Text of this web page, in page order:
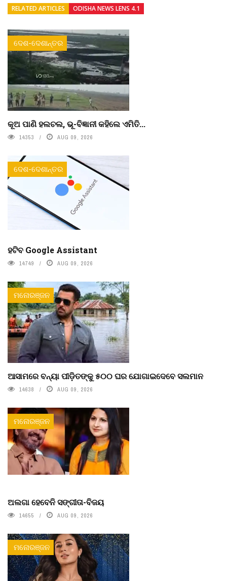
RELATED ARTICLES ODISHA NEWS LENS 4.1
ଦେଶ-ଦେଶାନ୍ତର
କୂଅ ପାଣି ହଲଚଲ, ଭୂ-ବିଜ୍ଞାନୀ କହିଲେ ଏମିତି...
14353 AUG 09, 2026
ଦେଶ-ଦେଶାନ୍ତର
ହଟିବ Google Assistant
14749 AUG 09, 2026
ମନୋରଞ୍ଜନ
ଆସାମରେ ବନ୍ୟା ପୀଡ଼ିତଙ୍କୁ ୫୦୦ ଘର ଯୋଗାଇଦେବେ ସଲମାନ
14638 AUG 09, 2026
ମନୋରଞ୍ଜନ
ଅଲଗା ହେବେନି ସଙ୍ଗୀତା-ବିଜୟ
14655 AUG 09, 2026
ମନୋରଞ୍ଜନ